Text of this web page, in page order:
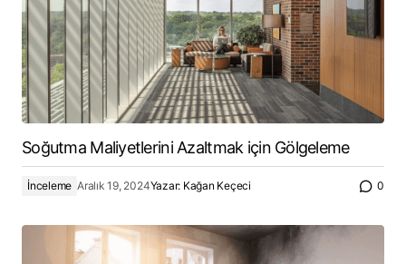
Soğutma Maliyetlerini Azaltmak için Gölgeleme
İnceleme Aralık 19, 2024Yazar: Kağan Keçeci 0